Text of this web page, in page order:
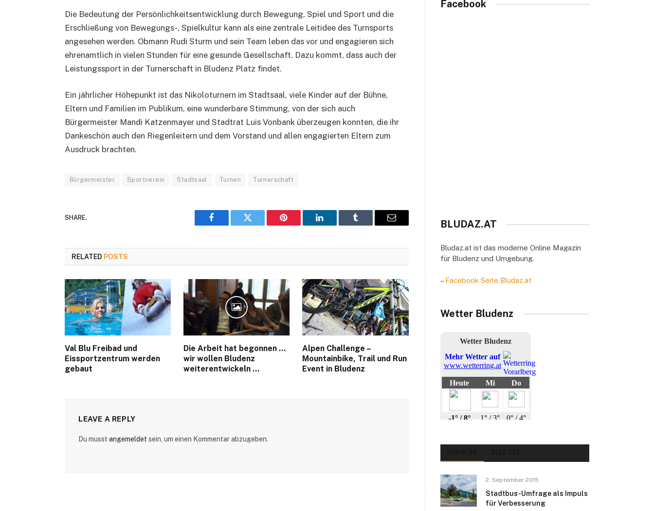
Die Bedeutung der Persönlichkeitsentwicklung durch Bewegung, Spiel und Sport und die
Erschließung von Bewegungs-, Spielkultur kann als eine zentrale Leitidee des Turnsports
angesehen werden. Obmann Rudi Sturm und sein Team leben das vor und engagieren sich
ehrenamtlich in vielen Stunden für eine gesunde Gesellschaft. Dazu kommt, dass auch der
Leistungssport in der Turnerschaft in Bludenz Platz findet.
Ein jährlicher Höhepunkt ist das Nikoloturnern im Stadtsaal, viele Kinder auf der Bühne,
Eltern und Familien im Publikum, eine wunderbare Stimmung, von der sich auch
Bürgermeister Mandi Katzenmayer und Stadtrat Luis Vonbank überzeugen konnten, die ihr
Dankeschön auch den Riegenleitern und dem Vorstand und allen engagierten Eltern zum
Ausdruck brachten.
Bürgermeister Sportverein Stadtsaal Turnen Turnerschaft
SHARE.
Facebook Twitter Pinterest LinkedIn Tumblr Email
RELATED POSTS
Val Blu Freibad und
Eissportzentrum werden
gebaut
Die Arbeit hat begonnen …
wir wollen Bludenz
weiterentwickeln …
Alpen Challenge –
Mountainbike, Trail und Run
Event in Bludenz
LEAVE A REPLY
Du musst angemeldet sein, um einen Kommentar abzugeben.
Facebook
BLUDAZ.AT
Bludaz.at ist das moderne Online Magazin
für Bludenz und Umgebung.
– Facebook Seite Bludaz.at
Wetter Bludenz
2. September 2015
Stadtbus-Umfrage als Impuls
für Verbesserung